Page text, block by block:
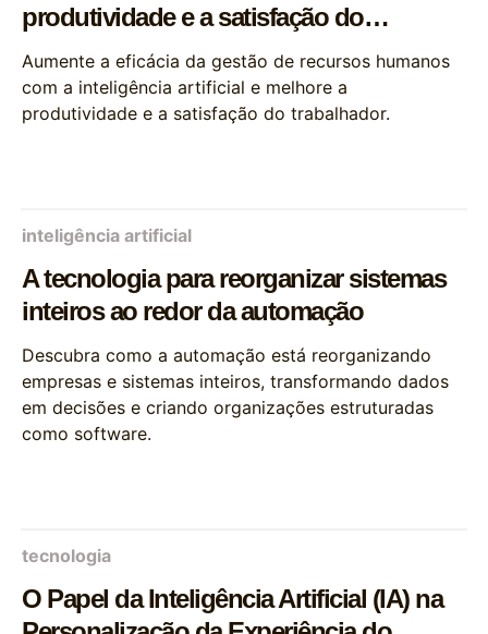
produtividade e a satisfação do
trabalhador
Aumente a eficácia da gestão de recursos humanos
com a inteligência artificial e melhore a
produtividade e a satisfação do trabalhador.
inteligência artificial
A tecnologia para reorganizar sistemas
inteiros ao redor da automação
Descubra como a automação está reorganizando
empresas e sistemas inteiros, transformando dados
em decisões e criando organizações estruturadas
como software.
tecnologia
O Papel da Inteligência Artificial (IA) na